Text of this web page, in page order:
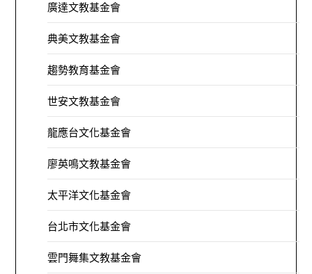
廣達文教基金會
典美文教基金會
趨勢教育基金會
世安文教基金會
龍應台文化基金會
廖英鳴文教基金會
太平洋文化基金會
台北市文化基金會
雲門舞集文教基金會